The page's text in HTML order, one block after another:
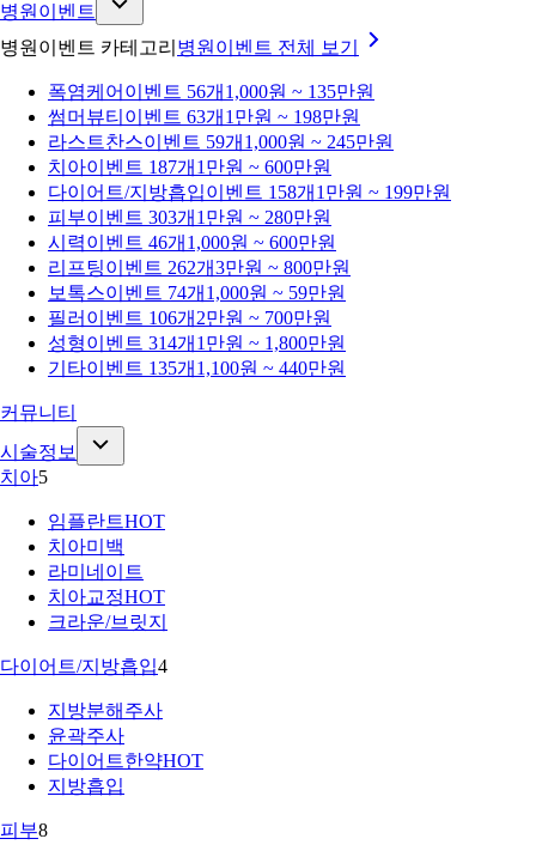
병원이벤트
병원이벤트 카테고리 병원이벤트 전체 보기
폭염케어 이벤트 56개 1,000원 ~ 135만원
썸머뷰티 이벤트 63개 1만원 ~ 198만원
라스트찬스이벤트 59개 1,000원 ~ 245만원
치아이벤트 187개 1만원 ~ 600만원
다이어트/지방흡입이벤트 158개 1만원 ~ 199만원
피부이벤트 303개 1만원 ~ 280만원
시력이벤트 46개 1,000원 ~ 600만원
리프팅이벤트 262개3만원 ~ 800만원
보톡스이벤트 74개 1,000원 ~ 59만원
필러 이벤트 106개 2만원 ~ 700만원
성형이벤트 314개 1만원 ~ 1,800만원
기타이벤트 135개 1,100원 ~ 440만원
커뮤니티
시술정보
치아5
임플란트HOT
치아미백
라미네이트
치아교정HOT
크라운/브릿지
다이어트/지방흡입4
지방분해주사
윤곽주사
다이어트한약HOT
지방흡입
피부8